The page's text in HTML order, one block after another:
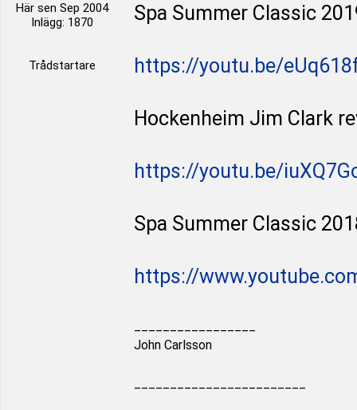
Här sen Sep 2004
Inlägg: 1870
Trådstartare
Spa Summer Classic
https://youtu.be/
Hockenheim Jim Clark
https://youtu.be/
Spa Summer Classic
https://
John Carlsson